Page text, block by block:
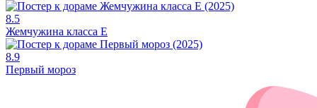
8.5
Жемчужина класса Е
8.9
Первый мороз